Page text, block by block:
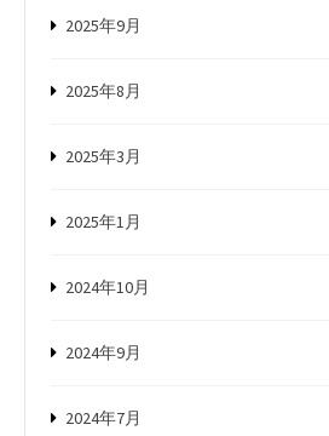
2025年9月
2025年8月
2025年3月
2025年1月
2024年10月
2024年9月
2024年7月